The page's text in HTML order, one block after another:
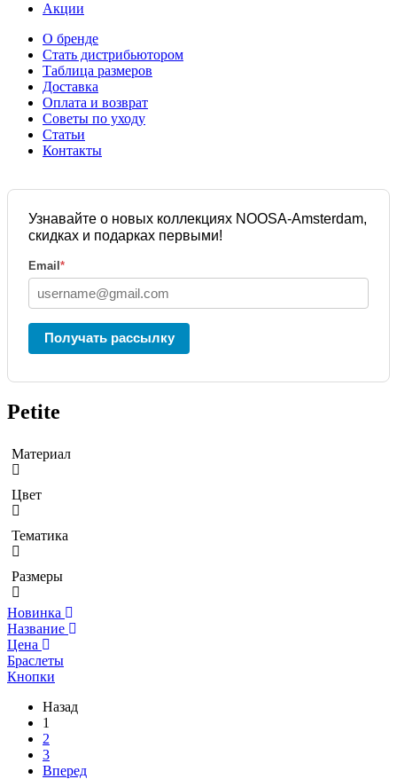
Акции
О бренде
Стать дистрибьютором
Таблица размеров
Доставка
Оплата и возврат
Советы по уходу
Статьи
Контакты
Узнавайте о новых коллекциях NOOSA-Amsterdam,
скидках и подарках первыми!
Email *
Получать рассылку
Petite
Материал
Цвет
Тематика
Размеры
Новинка
Название
Цена
Браслеты
Кнопки
Назад
1
2
3
Вперед